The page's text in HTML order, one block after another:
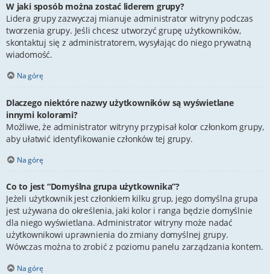
W jaki sposób można zostać liderem grupy?
Lidera grupy zazwyczaj mianuje administrator witryny podczas
tworzenia grupy. Jeśli chcesz utworzyć grupę użytkowników,
skontaktuj się z administratorem, wysyłając do niego prywatną
wiadomość.
Na górę
Dlaczego niektóre nazwy użytkowników są wyświetlane
innymi kolorami?
Możliwe, że administrator witryny przypisał kolor członkom grupy,
aby ułatwić identyfikowanie członków tej grupy.
Na górę
Co to jest “Domyślna grupa użytkownika”?
Jeżeli użytkownik jest członkiem kilku grup, jego domyślna grupa
jest używana do określenia, jaki kolor i ranga będzie domyślnie
dla niego wyświetlana. Administrator witryny może nadać
użytkownikowi uprawnienia do zmiany domyślnej grupy.
Wówczas można to zrobić z poziomu panelu zarządzania kontem.
Na górę